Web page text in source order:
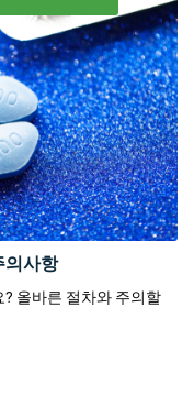
의사항
올바른 절차와 주의할